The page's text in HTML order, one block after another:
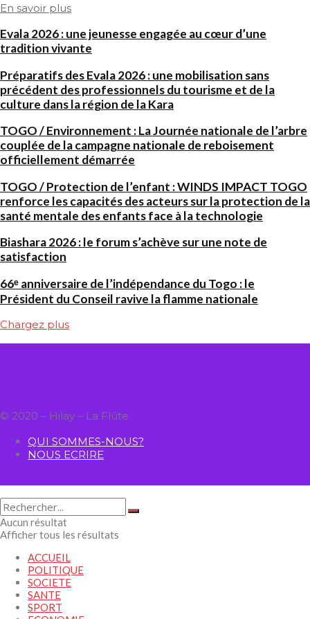
En savoir plus
Evala 2026 : une jeunesse engagée au cœur d’une
tradition vivante
Préparatifs des Evala 2026 : une mobilisation sans
précédent des professionnels du tourisme et de la
culture dans la région de la Kara
TOGO / Environnement : La Journée nationale de l’arbre
couplée de la campagne nationale de reboisement
officiellement démarrée
TOGO / Protection de l’enfant : WINDS IMPACT TOGO
renforce les capacités des acteurs sur la protection de la
santé mentale des enfants face à la technologie
Biashara 2026 : le forum s’achève sur une note de
satisfaction
66ᵉ anniversaire de l’indépendance du Togo : le
Président du Conseil ravive la flamme nationale
Chargez plus
© 2020 – Hilay – La Flûte
QUI SOMMES-NOUS?
NOUS ECRIRE
Aucun résultat
Afficher tous les résultats
ACCUEIL
POLITIQUE
SOCIETE
SANTE
SPORT